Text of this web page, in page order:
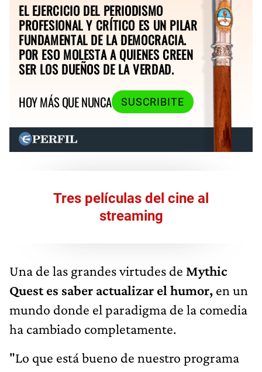
EL EJERCICIO DEL PERIODISMO
PROFESIONAL Y CRÍTICO ES UN PILAR
FUNDAMENTAL DE LA DEMOCRACIA.
POR ESO MOLESTA A QUIENES CREEN
SER LOS DUEÑOS DE LA VERDAD.
HOY MÁS QUE NUNCA
SUSCRIBITE
Tres películas del cine al
streaming
Una de las grandes virtudes de Mythic
Quest es saber actualizar el humor, en un
mundo donde el paradigma de la comedia
ha cambiado completamente.
"Lo que está bueno de nuestro programa